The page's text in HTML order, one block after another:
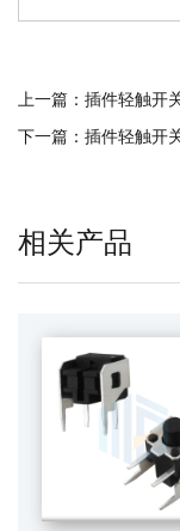
上一篇： 插件轻触开
下一篇： 插件轻触开
相关产品